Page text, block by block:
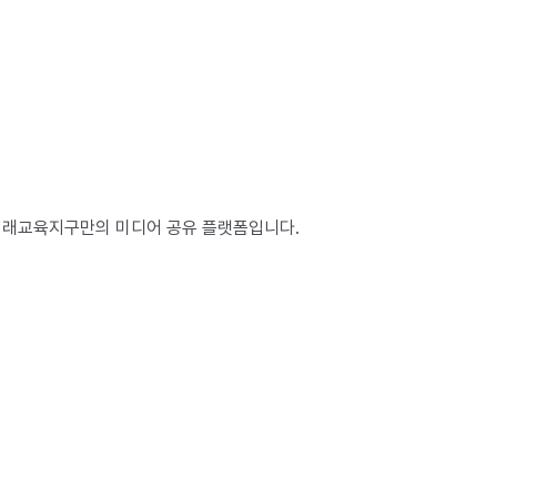
교육지구만의 미디어 공유 플랫폼입니다.